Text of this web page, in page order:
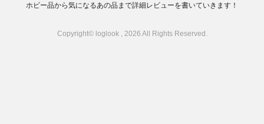
ホビー品から気になるあの品まで詳細レビューを書いていきます！
Copyright© loglook , 2026 All Rights Reserved.